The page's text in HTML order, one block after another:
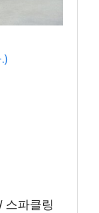
스파클링